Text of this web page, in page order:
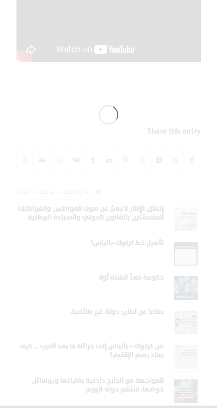
Share this entry
All
إتفاق الإطار لا يعبّر عن صوت المواطنين والمواطنات
المتمسّكين بالقانون الدولي والسيادة الوطنية
تأهيل خط كركوك-بانياس؟
حكومة تصدّ الفتنة أولا
دفاعاً عن لبنان: دولة غير طائفية
من كركوك – بانياس إلى خرائط ما بعد الحرب … كيف
يعاد رسم الإقليم؟
المواجهة مع الخارج داخلية بغاياتها وبوسائل
خوضها، فلنُقم دولة اليوم